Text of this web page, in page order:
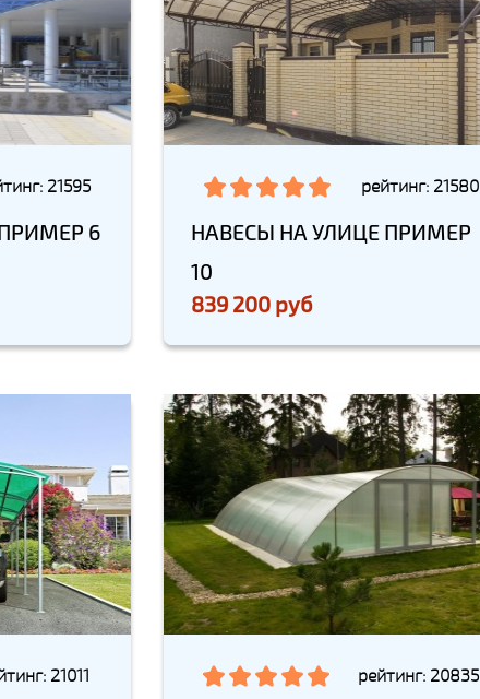
21595
6
рейтинг: 21580
НАВЕСЫ НА УЛИЦЕ ПРИМЕР
10
839 200 руб
21011 рейтинг: 20835